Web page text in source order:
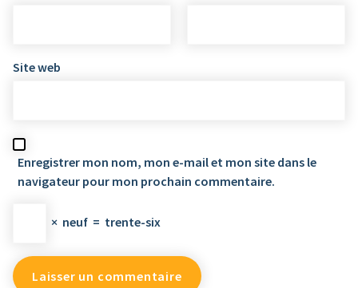
Site web
Enregistrer mon nom, mon e-mail et mon site dans le
navigateur pour mon prochain commentaire.
× neuf = trente-six